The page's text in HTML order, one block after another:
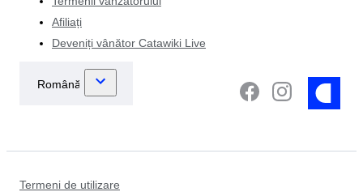
Afiliați
Deveniți vânător Catawiki Live
Termeni de utilizare